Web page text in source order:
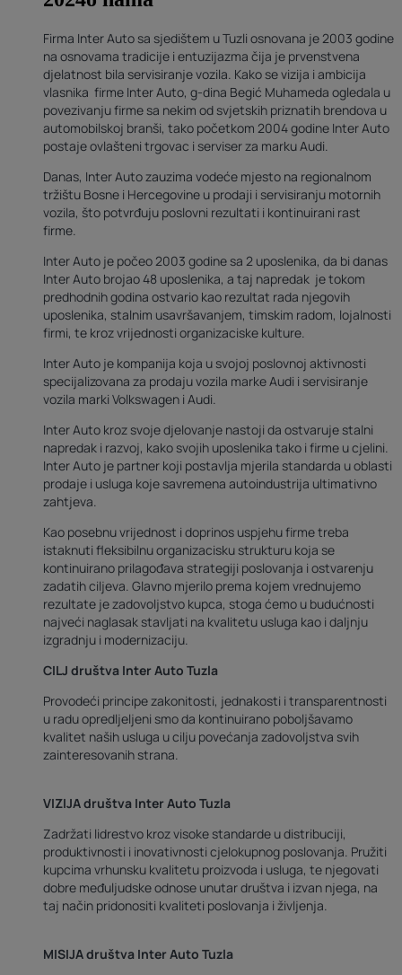
Firma Inter Auto sa sjedištem u Tuzli osnovana je 2003 godine
na osnovama tradicije i entuzijazma čija je prvenstvena
djelatnost bila servisiranje vozila. Kako se vizija i ambicija
vlasnika firme Inter Auto, g-dina Begić Muhameda ogledala u
povezivanju firme sa nekim od svjetskih priznatih brendova u
automobilskoj branši, tako početkom 2004 godine Inter Auto
postaje ovlašteni trgovac i serviser za marku Audi.
Danas, Inter Auto zauzima vodeće mjesto na regionalnom
tržištu Bosne i Hercegovine u prodaji i servisiranju motornih
vozila, što potvrđuju poslovni rezultati i kontinuirani rast
firme.
Inter Auto je počeo 2003 godine sa 2 uposlenika, da bi danas
Inter Auto brojao 48 uposlenika, a taj napredak je tokom
predhodnih godina ostvario kao rezultat rada njegovih
uposlenika, stalnim usavršavanjem, timskim radom, lojalnosti
firmi, te kroz vrijednosti organizaciske kulture.
Inter Auto je kompanija koja u svojoj poslovnoj aktivnosti
specijalizovana za prodaju vozila marke Audi i servisiranje
vozila marki Volkswagen i Audi.
Inter Auto kroz svoje djelovanje nastoji da ostvaruje stalni
napredak i razvoj, kako svojih uposlenika tako i firme u cjelini.
Inter Auto je partner koji postavlja mjerila standarda u oblasti
prodaje i usluga koje savremena autoindustrija ultimativno
zahtjeva.
Kao posebnu vrijednost i doprinos uspjehu firme treba
istaknuti fleksibilnu organizacisku strukturu koja se
kontinuirano prilagođava strategiji poslovanja i ostvarenju
zadatih ciljeva. Glavno mjerilo prema kojem vrednujemo
rezultate je zadovoljstvo kupca, stoga ćemo u budućnosti
najveći naglasak stavljati na kvalitetu usluga kao i daljnju
izgradnju i modernizaciju.
CILJ društva Inter Auto Tuzla
Provodeći principe zakonitosti, jednakosti i transparentnosti
u radu opredljeljeni smo da kontinuirano poboljšavamo
kvalitet naših usluga u cilju povećanja zadovoljstva svih
zainteresovanih strana.
VIZIJA društva Inter Auto Tuzla
Zadržati lidrestvo kroz visoke standarde u distribuciji,
produktivnosti i inovativnosti cjelokupnog poslovanja. Pružiti
kupcima vrhunsku kvalitetu proizvoda i usluga, te njegovati
dobre međuljudske odnose unutar društva i izvan njega, na
taj način pridonositi kvaliteti poslovanja i življenja.
MISIJA društva Inter Auto Tuzla